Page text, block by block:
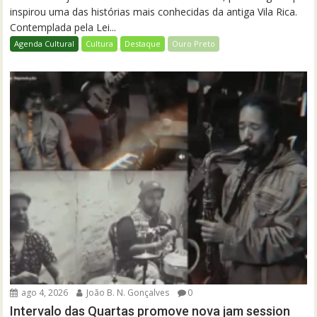
inspirou uma das histórias mais conhecidas da antiga Vila Rica.
Contemplada pela Lei...
Agenda Cultural Cultura Destaque Ouro Preto
ago 4, 2026 João B. N. Gonçalves 0
Intervalo das Quartas promove nova jam session